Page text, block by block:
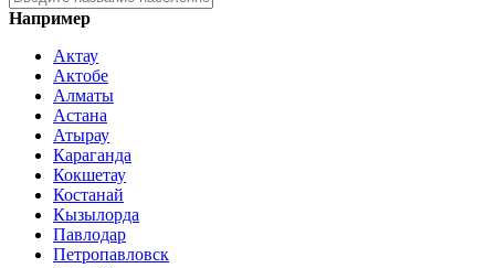
Например
Актау
Актобе
Алматы
Астана
Атырау
Караганда
Кокшетау
Костанай
Кызылорда
Павлодар
Петропавловск